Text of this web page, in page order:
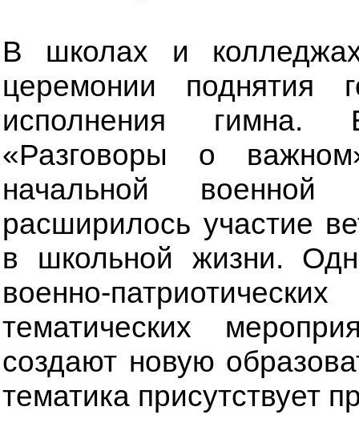
В школах и
церемонии поднятия
исполнения гимна.
«Разговоры о
начальной военной
расширилось участие
в школьной жизни.
военно-
тематических
создают новую
тематика присутствует